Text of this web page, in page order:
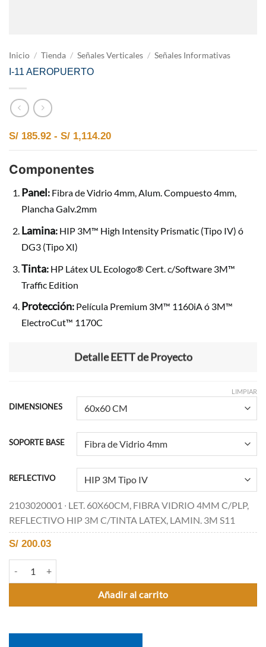
Inicio / Tienda / Señales Verticales / Señales Informativas
I-11 AEROPUERTO
S/ 185.92 - S/ 1,114.20
Componentes
Panel:Fibra de Vidrio 4mm, Alum. Compuesto 4mm,
Plancha Galv.2mm
Lamina:HIP 3M™ High Intensity Prismatic (Tipo IV) ó
DG3 (Tipo XI)
Tinta:HP Látex UL Ecologo® Cert. c/Software 3M™
Traffic Edition
Protección:Película Premium 3M™ 1160iA ó 3M™
ElectroCut™ 1170C
Detalle EETT de Proyecto
DIMENSIONES
SOPORTE BASE
REFLECTIVO
LIMPIAR
2103020001 ∙ LET. 60X60CM, FIBRA VIDRIO 4MM C/PLP,
REFLECTIVO HIP 3M C/TINTA LATEX, LAMIN. 3M S11
S/ 200.03
I-11 AEROPUERTO cantidad
Añadir al carrito